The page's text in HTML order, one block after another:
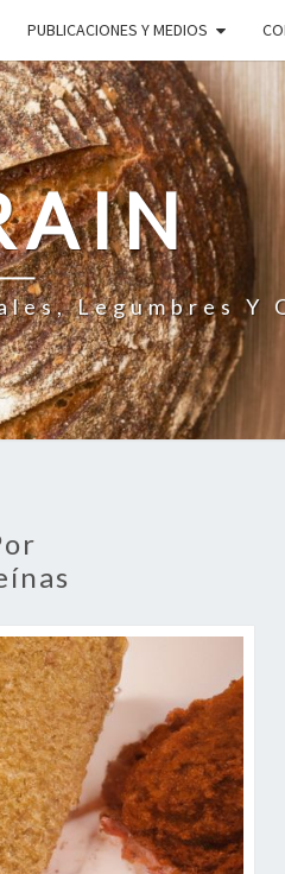
PUBLICACIONES Y MEDIOS
Legumbres Y